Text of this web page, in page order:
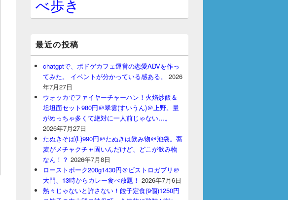
べ歩き
最近の投稿
chatgptで、ボドゲカフェ運営の恋愛ADVを作っ
てみた。 イベントが分かっている感ある。
2026
年7月27日
ウォッカでファイヤーチャーハン！火焰炒飯＆
坦坦面セット980円＠翠雲(すいうん)＠上野。量
がめっちゃ多くて絶対に一人前じゃない…。
2026年7月27日
たぬきそば(L)990円＠たぬきは飲み物＠池袋。蕎
麦がメチャクチャ固いんだけど、どこが飲み物
なん！？ 2026年7月8日
ローストポーク200g1430円＠ビストロガブリ＠
大門、13時からカレー食べ放題！ 2026年7月6日
熱々じゃないと許さない！餃子定食(9個)1250円